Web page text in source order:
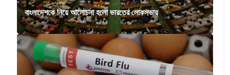
বাংলাদেশকে নিয়ে আলোচনা হলো ভারতের লোকসভায়